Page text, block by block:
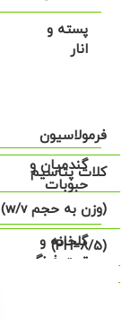
پسته و
انار
گندمیان و
حبوبات
گلخانه و
توت فرنگی
فرمولاسیون
کلات پتاسیم
(وزن به حجم w/v)
(PH=8/5)